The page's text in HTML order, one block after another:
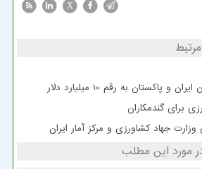
X
به رقم 10 میلیارد دلار
برای گندمکاران
جهاد کشاورزی و مرکز آمار ایران
مورد این مطلب